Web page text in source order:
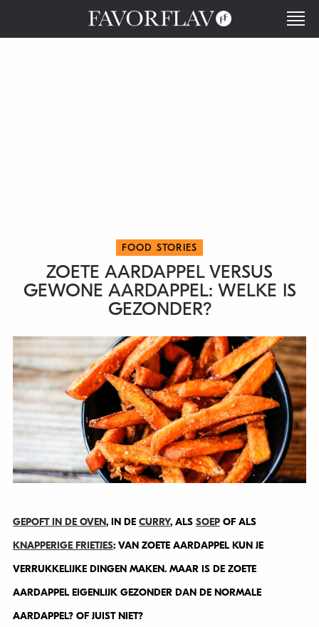
FOOD STORIES
ZOETE AARDAPPEL VERSUS
GEWONE AARDAPPEL: WELKE IS
GEZONDER?
GEPOFT IN DE OVEN, IN DE CURRY, ALS SOEPOF ALS
KNAPPERIGE FRIETJES: VAN ZOETE AARDAPPEL KUN JE
VERRUKKELIJKE DINGEN MAKEN. MAAR IS DE ZOETE
AARDAPPEL EIGENLIJK GEZONDER DAN DE NORMALE
AARDAPPEL? OF JUIST NIET?